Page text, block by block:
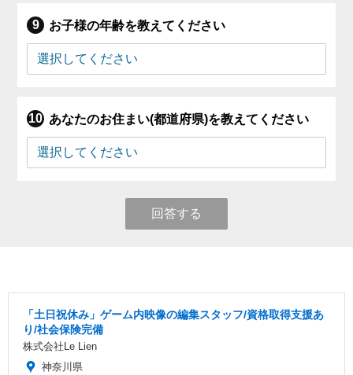
お子様の年齢を教えてください
あなたのお住まい(都道府県)を教えてください
回答する
「土日祝休み」ゲーム内映像の編集スタッフ/資格取得支援あ
り/社会保険完備
株式会社Le Lien
神奈川県